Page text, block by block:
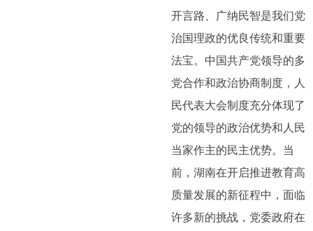
开言路、广纳民智是我们党
治国理政的优良传统和重要
法宝。中国共产党领导的多
党合作和政治协商制度，人
民代表大会制度充分体现了
党的领导的政治优势和人民
当家作主的民主优势。当
前，湖南在开启推进教育高
质量发展的新征程中，面临
许多新的挑战，党委政府在